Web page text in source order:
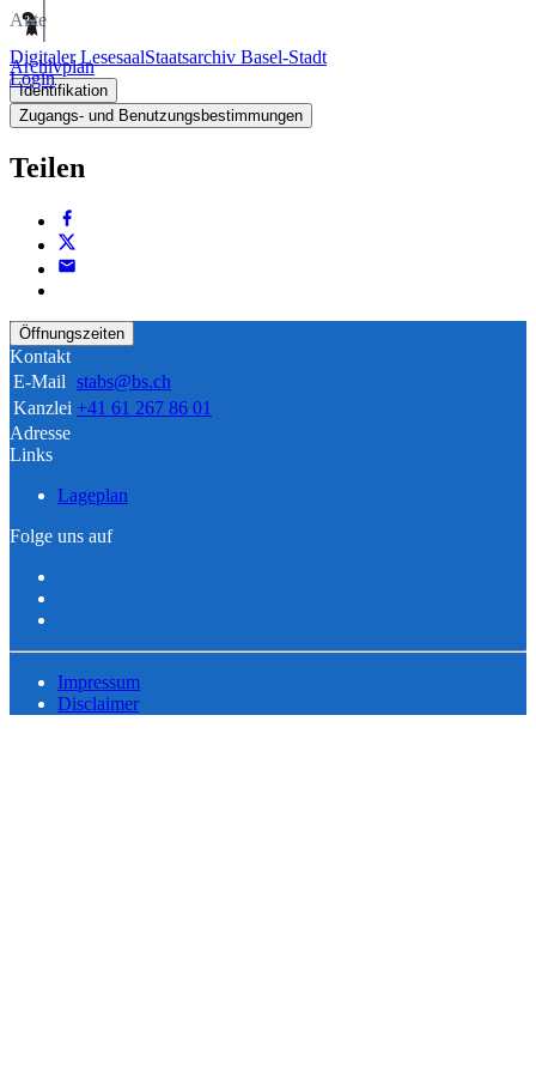
Digitaler LesesaalStaatsarchiv Basel-Stadt
Login
Akte
Archivplan
Identifikation
Zugangs- und Benutzungsbestimmungen
Teilen
Öffnungszeiten
Kontakt
E-Mail stabs@bs.ch
Kanzlei +41 61 267 86 01
Adresse
Links
Lageplan
Folge uns auf
Impressum
Disclaimer